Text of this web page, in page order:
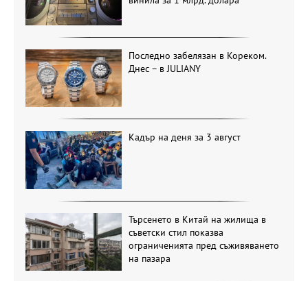
Последно забелязан в Кореком.
Днес – в JULIANY
Кадър на деня за 3 август
Търсенето в Китай на жилища в
съветски стил показва
ограниченията пред съживяването
на пазара